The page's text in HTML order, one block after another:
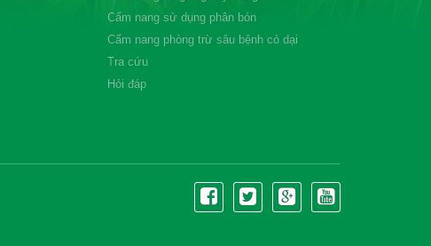
Cẩm nang sử dụng phân bón
Cẩm nang phòng trừ sâu bệnh cỏ dại
Tra cứu
Hỏi đáp